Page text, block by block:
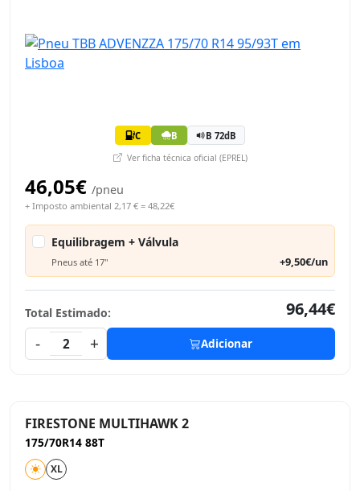
C B B 72dB
Ver ficha técnica oficial (EPREL)
46,05€ /pneu
+ Imposto ambiental 2,17 € = 48,22€
Equilibragem + Válvula
Pneus até 17" +9,50€/un
Total Estimado:
96,44€
-
2 + Adicionar
FIRESTONE MULTIHAWK 2
175/70R14 88T
XL